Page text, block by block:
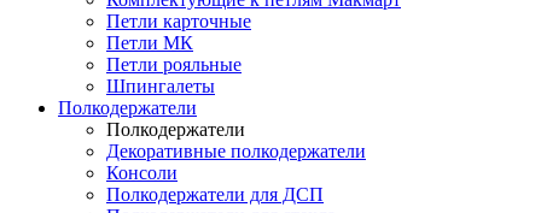
Петли карточные
Петли МК
Петли рояльные
Шпингалеты
Полкодержатели
Полкодержатели
Декоративные полкодержатели
Консоли
Полкодержатели для ДСП